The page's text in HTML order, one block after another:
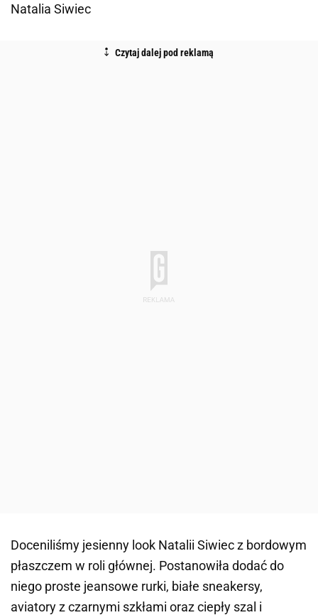
Natalia Siwiec
Doceniliśmy jesienny look Natalii Siwiec z bordowym
płaszczem w roli głównej. Postanowiła dodać do
niego proste jeansowe rurki, białe sneakersy,
aviatory z czarnymi szkłami oraz ciepły szal i